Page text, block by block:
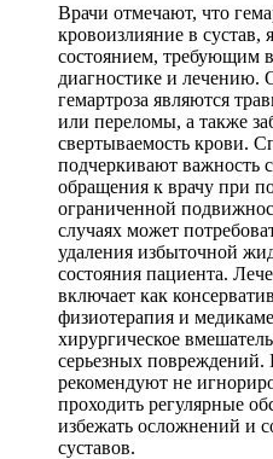
Врачи отмечают, что
кровоизлияние в сустав,
состоянием, требующим
диагностике и
гемартроза являются
или переломы, а также
свертываемость крови.
подчеркивают важность
обращения к врачу при
ограниченной
случаях может
удаления избыточной
состояния пациента.
включает как
физиотерапия и
хирургическое
серьезных повреждений.
рекомендуют не
проходить регулярные
избежать осложнений и
суставов.